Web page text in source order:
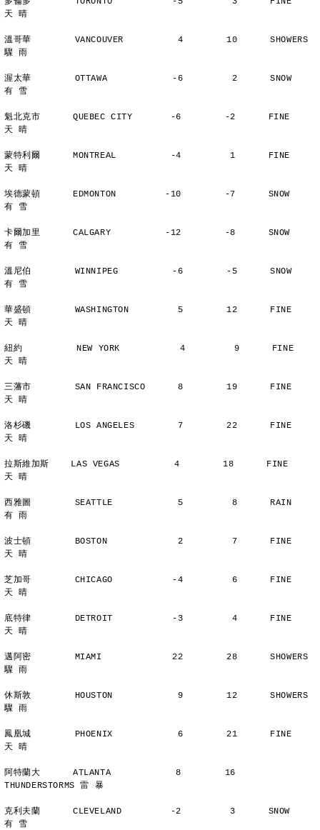
天 晴
溫哥華        VANCOUVER          4        10      SHOWERS
驟 雨
渥太華        OTTAWA            -6         2      SNOW
有 雪
魁北克市      QUEBEC CITY       -6        -2      FINE
天 晴
蒙特利爾      MONTREAL          -4         1      FINE
天 晴
埃德蒙頓      EDMONTON         -10        -7      SNOW
有 雪
卡爾加里      CALGARY          -12        -8      SNOW
有 雪
溫尼伯        WINNIPEG          -6        -5      SNOW
有 雪
華盛頓        WASHINGTON         5        12      FINE
天 晴
紐約          NEW YORK           4         9      FINE
天 晴
三藩市        SAN FRANCISCO      8        19      FINE
天 晴
洛杉磯        LOS ANGELES        7        22      FINE
天 晴
拉斯維加斯    LAS VEGAS          4        18      FINE
天 晴
西雅圖        SEATTLE            5         8      RAIN
有 雨
波士頓        BOSTON             2         7      FINE
天 晴
芝加哥        CHICAGO           -4         6      FINE
天 晴
底特律        DETROIT           -3         4      FINE
天 晴
邁阿密        MIAMI             22        28      SHOWERS
驟 雨
休斯敦        HOUSTON            9        12      SHOWERS
驟 雨
鳳凰城        PHOENIX            6        21      FINE
天 晴
阿特蘭大      ATLANTA            8        16
THUNDERSTORMS 雷 暴
克利夫蘭      CLEVELAND         -2         3      SNOW
有 雪